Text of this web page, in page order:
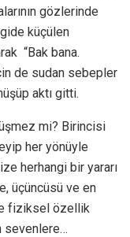
gözlerinde
küçülen
“Bak bana.
de sudan sebepler
aktı gitti.
mi? Birincisi
her yönüyle
herhangi bir yararı
üçüncüsü ve en
fiziksel özellik
sevenlere…